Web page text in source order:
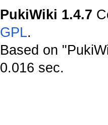
PukiWiki 1.4.7
GPL.
Based on
0.016 sec.